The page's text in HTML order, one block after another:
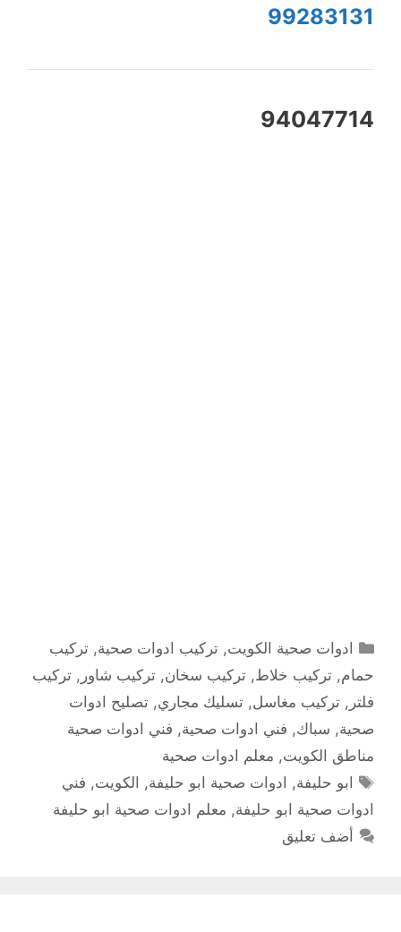
99283131
94047714
التصنيفات
ادوات صحية الكويت,تركيب ادوات صحية,تركيب
حمام, تركيب خلاط, تركيب سخان, تركيب شاور , تركيب
فلتر , تركيب مغاسل, تسليك مجاري, تصليح ادوات
صحية, سباك, فني ادوات صحية, فني ادوات صحية
مناطق الكويت, معلم ادوات صحية
الوسوم
ابو حليفة, ادوات صحية ابو حليفة, الكويت, فني
ادوات صحية ابو حليفة, معلم ادوات صحية ابو حليفة
أضف تعليق